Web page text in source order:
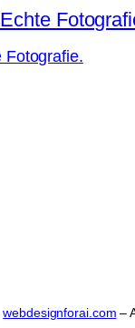
Fotografie.
webdesignforai.com –